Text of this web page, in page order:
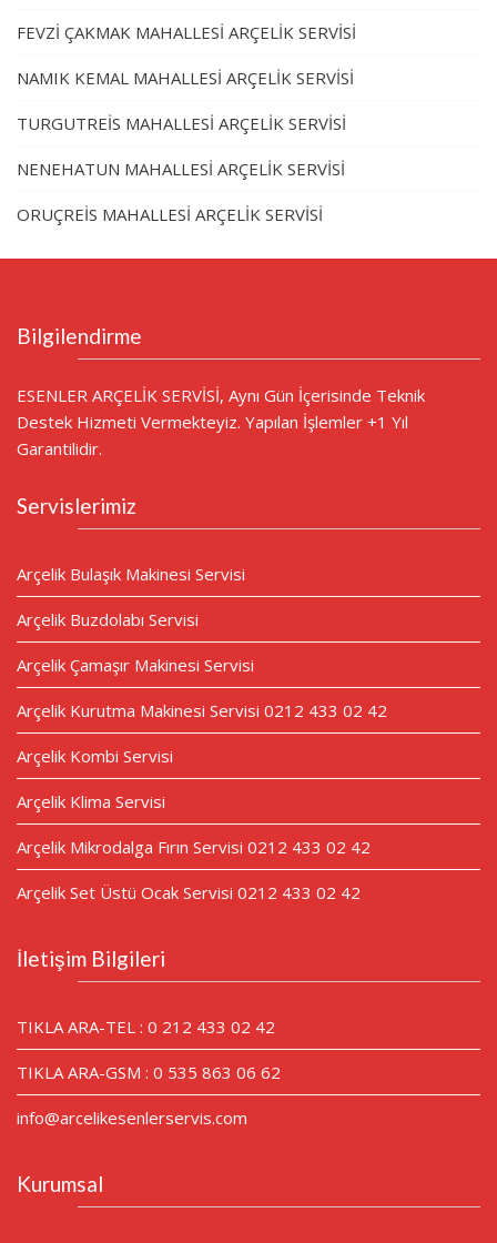
FEVZİ ÇAKMAK MAHALLESİ ARÇELİK SERVİSİ
NAMIK KEMAL MAHALLESİ ARÇELİK SERVİSİ
TURGUTREİS MAHALLESİ ARÇELİK SERVİSİ
NENEHATUN MAHALLESİ ARÇELİK SERVİSİ
ORUÇREİS MAHALLESİ ARÇELİK SERVİSİ
Bilgilendirme
ESENLER ARÇELİK SERVİSİ, Aynı Gün İçerisinde Teknik
Destek Hizmeti Vermekteyiz. Yapılan İşlemler +1 Yıl
Garantilidir.
Servislerimiz
Arçelik Bulaşık Makinesi Servisi
Arçelik Buzdolabı Servisi
Arçelik Çamaşır Makinesi Servisi
Arçelik Kurutma Makinesi Servisi 0212 433 02 42
Arçelik Kombi Servisi
Arçelik Klima Servisi
Arçelik Mikrodalga Fırın Servisi 0212 433 02 42
Arçelik Set Üstü Ocak Servisi 0212 433 02 42
İletişim Bilgileri
TIKLA ARA-TEL : 0 212 433 02 42
TIKLA ARA-GSM : 0 535 863 06 62
info@arcelikesenlerservis.com
Kurumsal